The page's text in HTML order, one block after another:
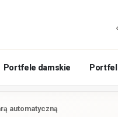
Portfele damskie
automatyczną